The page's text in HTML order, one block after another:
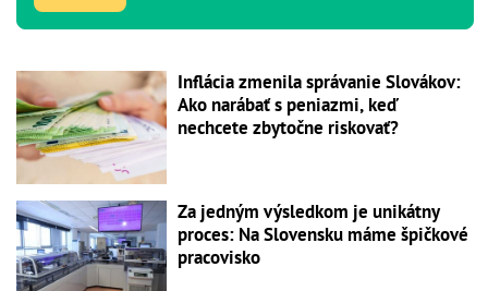
Inflácia zmenila správanie Slovákov:
Ako narábať s peniazmi, keď
nechcete zbytočne riskovať?
Za jedným výsledkom je unikátny
proces: Na Slovensku máme špičkové
pracovisko